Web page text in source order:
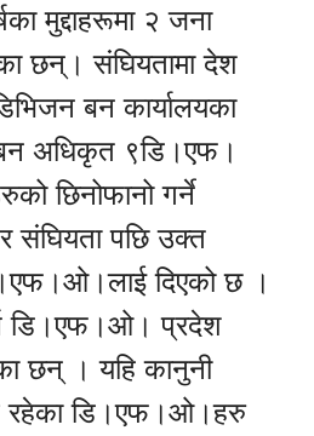
मुद्दाहरूमा २ जना
छन्। संघियतामा देश
बन कार्यालयका
अधिकृत ९डि।एफ।
छिनोफानो गर्ने
संघियता पछि उक्त
दिएको छ ।
डि।एफ।ओ। प्रदेश
छन् । यहि कानुनी
रहेका डि।एफ।ओ।हरु